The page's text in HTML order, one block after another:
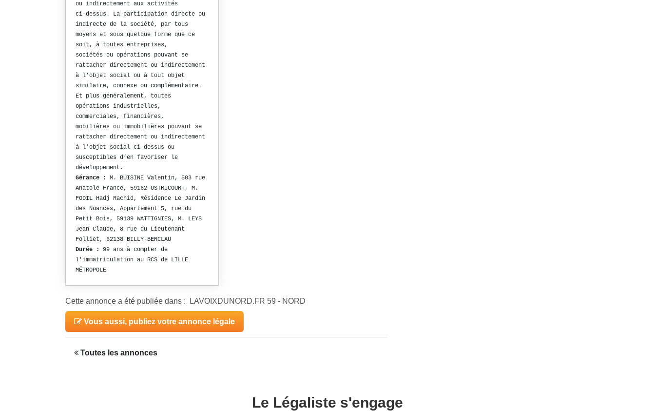
ou indirectement aux activités
ci-dessus. La participation directe ou
indirecte de la société, par tous
moyens et sous quelque forme que ce
soit, à toutes entreprises,
sociétés ou opérations pouvant se
rattacher directement ou indirectement
à l’objet social ou à tout objet
similaire, connexe ou complémentaire.
Et plus généralement, toutes
opérations industrielles,
commerciales, financières,
mobilières ou immobilières pouvant se
rattacher directement ou indirectement
à l’objet social ci-dessus ou
susceptibles d’en favoriser le
développement.
Gérance :
M. BUISINE Valentin, 503 rue
Anatole France, 59162 OSTRICOURT, M.
FODIL Hadj Rachid, Résidence Le Jardin
des Nuances, Appartement 5, rue du
Petit Bois, 59139 WATTIGNIES, M. LEYS
Jean Claude, 8 rue du Lieutenant
Folliet, 62138 BILLY-BERCLAU
Durée :
99 ans à compter de
l'immatriculation au RCS de LILLE
MÉTROPOLE
Cette annonce a été publiée dans : LAVOIXDUNORD.FR 59 - NORD
Vous aussi, publiez votre annonce légale
Toutes les annonces
Le Légaliste s'engage